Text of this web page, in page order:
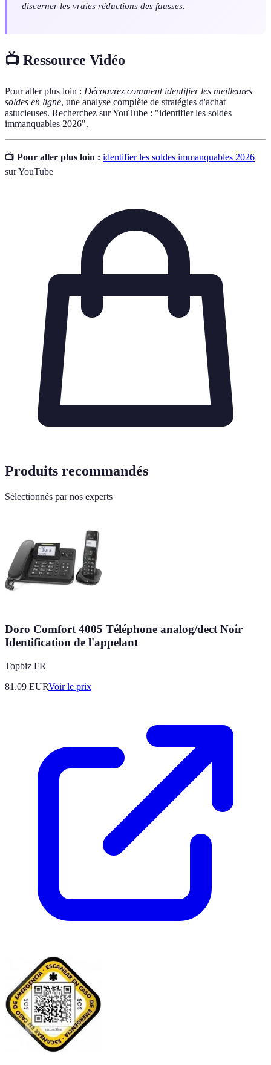
discerner les vraies réductions des fausses.
📺 Ressource Vidéo
Pour aller plus loin : Découvrez comment identifier les meilleures
soldes en ligne, une analyse complète de stratégies d'achat
astucieuses. Recherchez sur YouTube : "identifier les soldes
immanquables 2026".
📺 Pour aller plus loin : identifier les soldes immanquables 2026
sur YouTube
Produits recommandés
Sélectionnés par nos experts
Doro Comfort 4005 Téléphone analog/dect Noir
Identification de l'appelant
Topbiz FR
81.09 EURVoir le prix